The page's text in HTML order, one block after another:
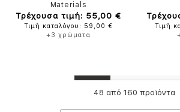
Materials
Τρέχουσα τιμή: 55,00 €
Τιμή καταλόγου: 59,00 €
+3 χρώματα
Τιμή
48 από 160 προϊόντα